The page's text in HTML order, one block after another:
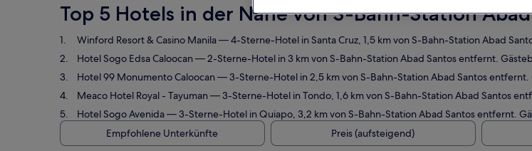
Top 5 Hotels in der Nähe von S-Bahn-Station
Winford Resort & Casino Manila— 4-Sterne-Hotel in Santa Cruz, 1,5 km von S-Bahn-Station Abad
Hotel Sogo Edsa Caloocan— 2-Sterne-Hotel in 3 km von S-Bahn-Station Abad Santos entfernt.
Hotel 99 Monumento Caloocan— 3-Sterne-Hotel in 2,5 km von S-Bahn-Station Abad Santos
Meaco Hotel Royal - Tayuman— 3-Sterne-Hotel in Tondo, 1,6 km von S-Bahn-Station Abad Santos
Hotel Sogo Avenida— 3-Sterne-Hotel in Quiapo, 3,2 km von S-Bahn-Station Abad Santos entfernt.
Empfohlene Unterkünfte
Preis (aufsteigend)